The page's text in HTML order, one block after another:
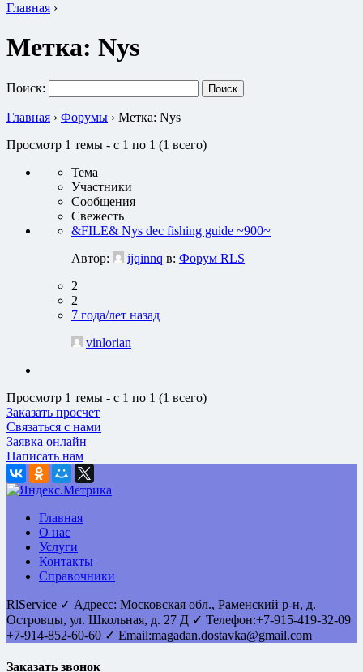
Главная ›
Метка: Nys
Поиск:
Главная › Форумы › Метка: Nys
Просмотр 1 темы - с 1 по 1 (1 всего)
Тема
Участники
Сообщения
Свежесть
&FILE& Nys dec fishing guide ~900~
Автор:
ijqinnq в: Форум RLS
2
2
7 года/лет назад
vinlorian
Просмотр 1 темы - с 1 по 1 (1 всего)
Заказать просчет
Связаться с нами
Заявка онлайн
Написать нам
Главная
О нас
Услуги
Контакты
Справочники
RlService ✓ Адресс: Московская обл., Раменский р-н, д.
Островцы, ул. Школьная, д. 27 Д ✓ Телефон:+7-915-419-32-09
+7-914-852-60-60 ✓ Email:magadan.dostavka@gmail.com
Заказать звонок